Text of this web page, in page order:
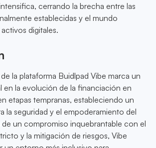
cerrando la brecha entre las
establecidas y el mundo
digitales.
la plataforma Buidlpad Vibe marca un
en la evolución de la financiación en
etapas tempranas, estableciendo un
la seguridad y el empoderamiento del
de un compromiso inquebrantable con el
y la mitigación de riesgos, Vibe